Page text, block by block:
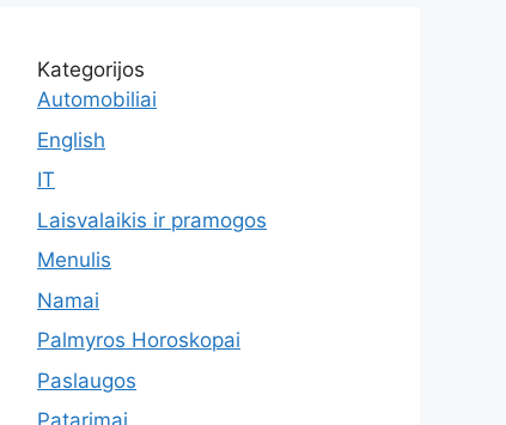
Kategorijos
Automobiliai
English
IT
Laisvalaikis ir pramogos
Menulis
Namai
Palmyros Horoskopai
Paslaugos